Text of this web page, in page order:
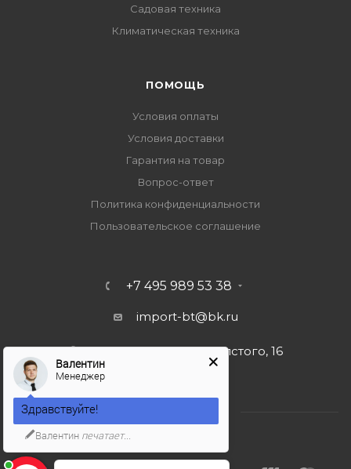
Садовая техника
Климатическая техника
ПОМОЩЬ
Условия оплаты
Условия доставки
Гарантия на товар
Вопрос-ответ
Политика конфиденциальности
Пользовательское соглашение
+7 495 989 53 38
import-bt@bk.ru
г. Москва, ул. Льва Толстого, 16
Валентин
Менеджер
Здравствуйте!
Валентин печатает...